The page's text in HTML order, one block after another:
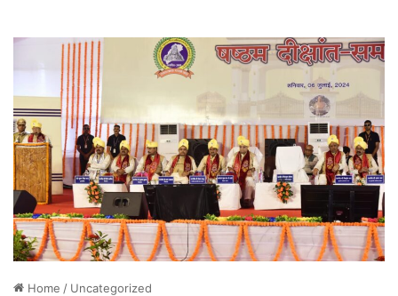
Home / Uncategorized